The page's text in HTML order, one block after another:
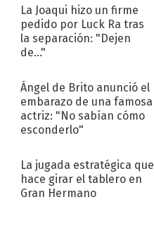
La Joaqui hizo un firme
pedido por Luck Ra tras
la separación: "Dejen
de..."
Ángel de Brito anunció el
embarazo de una famosa
actriz: "No sabían cómo
esconderlo"
La jugada estratégica que
hace girar el tablero en
Gran Hermano